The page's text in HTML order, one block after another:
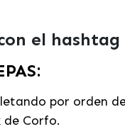
el hashtag
por orden
de Corfo.